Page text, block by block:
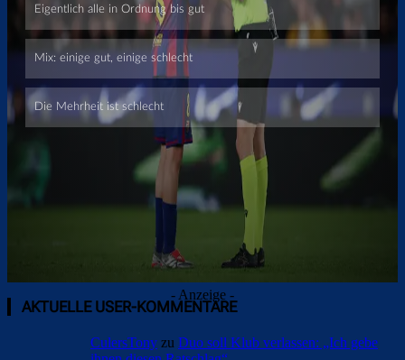
Überspringen
- Anzeige -
AKTUELLE USER-KOMMENTARE
CulersTony zu Duo soll Klub verlassen: „Ich gebe